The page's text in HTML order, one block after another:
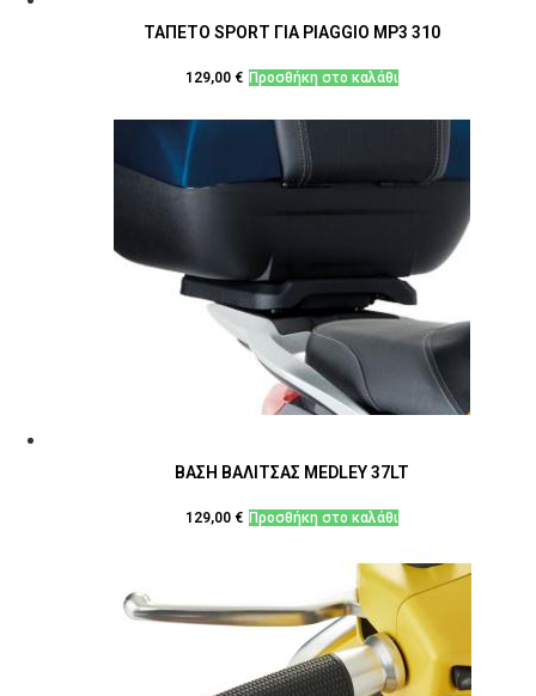
ΤΑΠΕΤΟ SPORT ΓΙΑ PIAGGIO MP3 310
129,00 € Προσθήκη στο καλάθι
ΒΑΣΗ ΒΑΛΙΤΣΑΣ MEDLEY 37LT
129,00 € Προσθήκη στο καλάθι